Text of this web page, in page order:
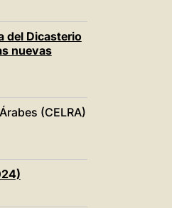
del Dicasterio
nuevas
(CELRA)